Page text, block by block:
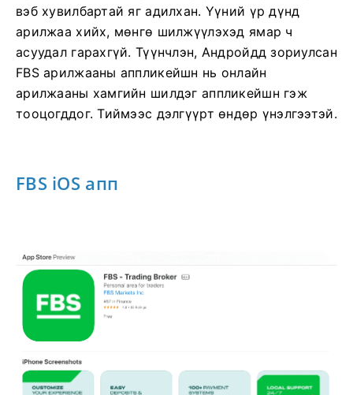
вэб хувилбартай яг адилхан. Үүний үр дүнд
арилжаа хийх, мөнгө шилжүүлэхэд ямар ч
асуудал гарахгүй. Түүнчлэн, Андройдд зориулсан
FBS арилжааны аппликейшн нь онлайн
арилжааны хамгийн шилдэг аппликейшн гэж
тооцогддог. Тиймээс дэлгүүрт өндөр үнэлгээтэй.
FBS iOS апп